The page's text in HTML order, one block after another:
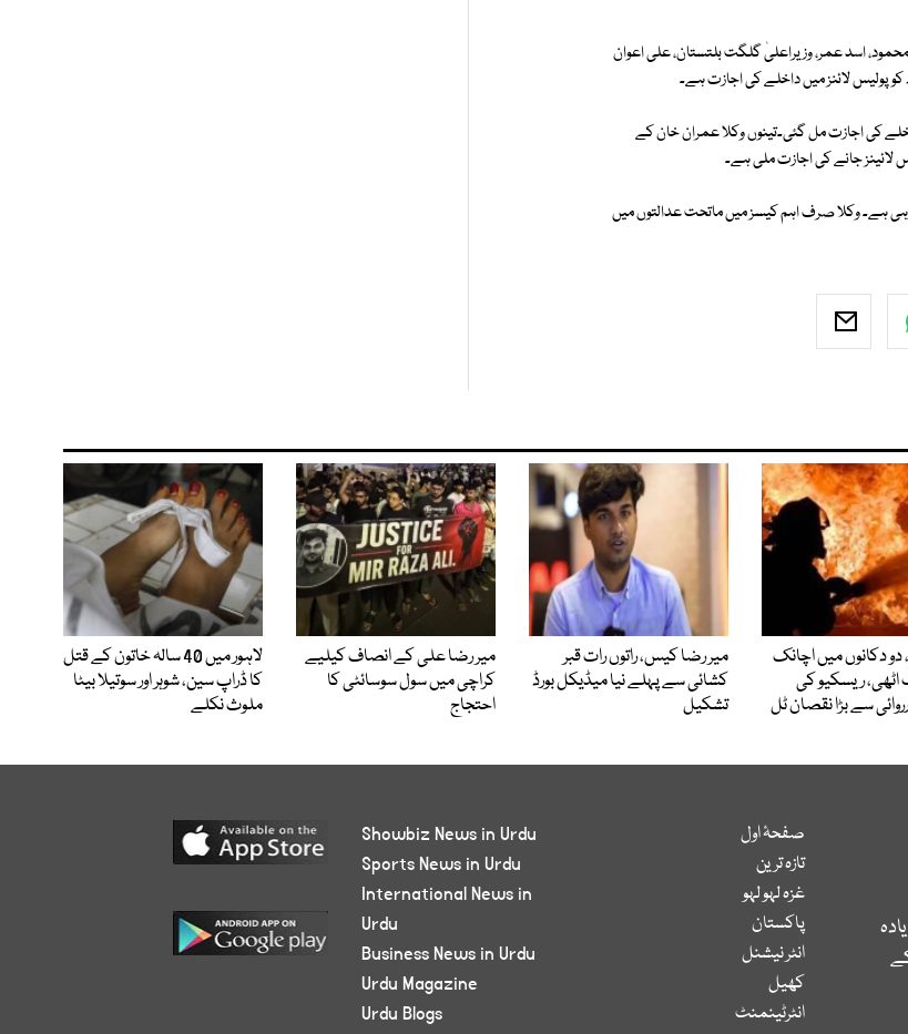
اسد عمر، وزیراعلیٰ گلگت بلتستان، علی اعوان
پولیس لائنز میں داخلے کی اجازت ہے۔
کی اجازت مل گئی۔تینوں وکلا عمران خان کے
ہے۔ وکلا صرف اہم کیسز میں ماتحت عدالتوں میں
دو دکانوں میں اچانک
ریسکیو کی
سے بڑا نقصان ٹل
میر رضا کیس، راتوں رات قبر
کشائی سے پہلے نیا میڈیکل بورڈ
تشکیل
میر رضا علی کے انصاف کیلیے
کراچی میں سول سوسائٹی کا
احتجاج
لاہور میں 40 سالہ خاتون کے قتل
کا ڈراپ سین، شوہر اور سوتیلا بیٹا
ملوث نکلے
صفحۂ اول
تازہ ترین
غزہ لہو لہو
پاکستان
انٹر نیشنل
کھیل
انٹرٹینمنٹ
Showbiz News in Urdu
Sports News in Urdu
International News in
Urdu
Business News in Urdu
Urdu Magazine
Urdu Blogs